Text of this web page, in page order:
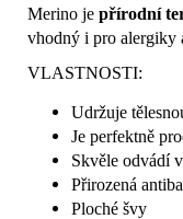
Merino je přírodní
vhodný i pro alergiky
VLASTNOSTI:
Udržuje
Je perfektně
Skvěle odvádí
Přirozená
Ploché švy